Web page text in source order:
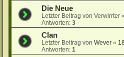
Die Neue
Letzter Beitrag vonVerwirrter
Antworten:3
Clan
Letzter Beitrag vonWever «
Antworten:1